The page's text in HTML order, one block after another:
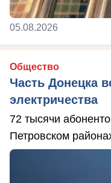
05.08.2026
Общество
Часть Донецка
электричества
72 тысячи
Петровском